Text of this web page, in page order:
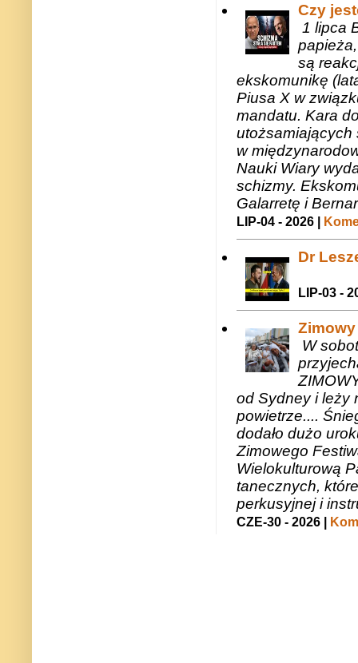
Czy
1 lipca
są
ekskomunikę
Piusa X w
mandatu. Kara
utożsamiających
w
Nauki Wiary
schizmy.
Galarretę i
LIP-04 - 2026 |
Dr
LIP-03 -
W
od Sydney i leży
powietrze....
dodało dużo
Zimowego
Wielokulturową
tanecznych,
perkusyjnej i
CZE-30 - 2026 |